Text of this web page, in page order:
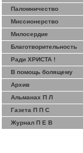
Паломничество
Миссионерство
Милосердие
Благотворительность
Ради ХРИСТА !
В помощь болящему
Архив
Альманах П Л
Газета П П С
Журнал П Е В